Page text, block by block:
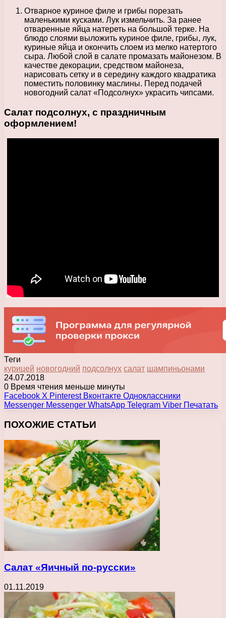
Отварное куриное филе и грибы порезать
маленькими кусками. Лук измельчить. За ранее
отваренные яйца натереть на большой терке. На
блюдо слоями выложить куриное филе, грибы, лук,
куриные яйца и окончить слоем из мелко натертого
сыра. Любой слой в салате промазать майонезом. В
качестве декорации, средством майонеза,
нарисовать сетку и в середину каждого квадратика
поместить половинку маслины. Перед подачей
новогодний салат «Подсолнух» украсить чипсами.
Салат подсолнух, с праздничным
оформлением!
Теги
курицей новогодний подсолнух салат шампиньонами
24.07.2018
0 Время чтения меньше минуты
Facebook X Pinterest Вконтакте Одноклассники
Messenger Messenger WhatsApp Telegram Viber Печатать
ПОХОЖИЕ СТАТЬИ
Салат «Яичный по-русски»
01.11.2019